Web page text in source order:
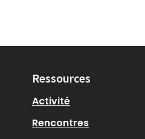
Ressources
Activité
Rencontres